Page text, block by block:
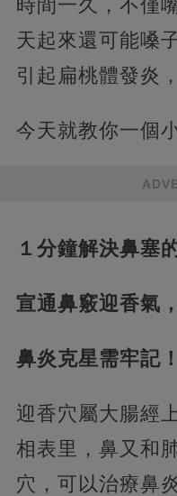
時間一久，不僅
天起來還可能嗓
引起扁桃體發炎
今天就教你一個
１分鐘解決鼻塞
宣通鼻竅迎香氣，
鼻炎克星需牢記！
迎香穴屬大腸經
相表里，鼻又和
穴，可以治療鼻